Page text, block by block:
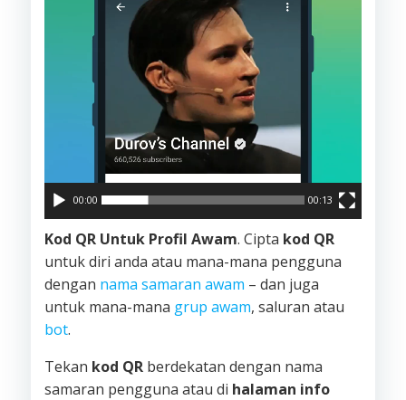
00:00 00:13
Kod QR Untuk Profil Awam. Cipta kod QR
untuk diri anda atau mana-mana pengguna
dengan nama samaran awam – dan juga
untuk mana-mana grup awam, saluran atau
bot.
Tekan kod QR berdekatan dengan nama
samaran pengguna atau di halaman info